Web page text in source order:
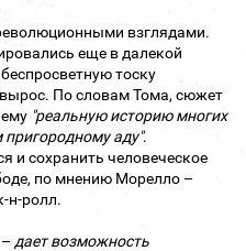
взглядами.
еще в далекой
тоску
По словам Тома, сюжет
"реальную историю многих
пригородному аду".
и сохранить человеческое
по мнению Морелло –
н-ролл.
дает возможность